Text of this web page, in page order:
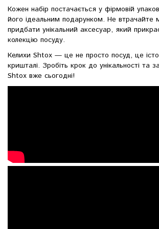
Кожен набір постачається у фірмовій
його ідеальним подарунком. Не втрачайте
придбати унікальний аксесуар, який
колекцію посуду.
Келихи Shtox — це не просто посуд, це
кришталі. Зробіть крок до унікальності та
Shtox вже сьогодні!